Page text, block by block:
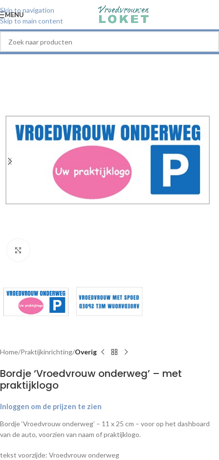
Skip to navigation
Skip to main content
MENU
Home Praktijkinrichting Overig
Bordje ‘Vroedvrouw onderweg’ – met
praktijklogo
Inloggen om de prijzen te zien
Bordje ‘Vroedvrouw onderweg’ – 11 x 25 cm – voor op het dashboard
van de auto, voorzien van naam of praktijklogo.
tekst voorzijde: Vroedvrouw onderweg